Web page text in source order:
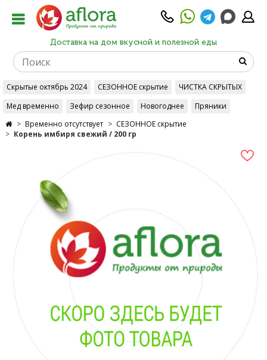
Доставка на дом вкусной и полезной еды
Скрытые октябрь 2024 СЕЗОННОЕ скрытие
ЧИСТКА СКРЫТЫХ
Мед временно
Зефир сезонное Новогоднее
Пряники
Временно отсутствует
СЕЗОННОЕ скрытие
Корень имбиря свежий / 200 гр